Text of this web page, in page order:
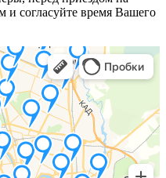
и согласуйте время Вашего